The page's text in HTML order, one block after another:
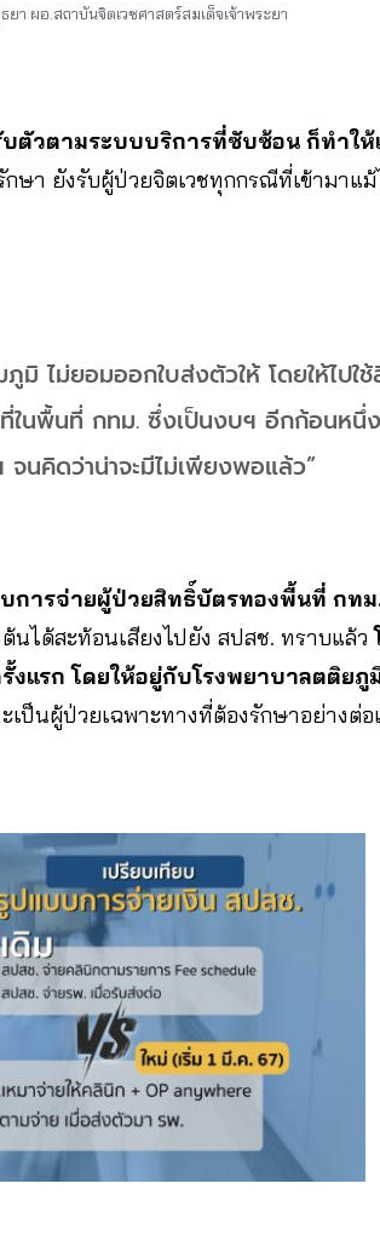
ผอ.สถาบันจิตเวชศาสตร์สมเด็จเจ้าพระยา
วตามระบบบริการที่ซับซ้อน ก็ทำให้
กษา ยังรับผู้ป่วยจิตเวชทุกกรณีที่เข้ามาแ
ไม่ยอมออกใบส่งตัวให้ โดยให้ไปใ
นพื้นที่ กทม. ซึ่งเป็นงบฯ อีกก้อนหนึ่
จนคิดว่าน่าจะมีไม่เพียงพอแล้ว”
การจ่ายผู้ป่วยสิทธิ์บัตรทองพื้นที่ กทม
ต้นได้สะท้อนเสียงไปยัง สปสช. ทราบแล้ว
แรก โดยให้อยู่กับโรงพยาบาลตติยภูมิ
ะเป็นผู้ป่วยเฉพาะทางที่ต้องรักษาอย่างต่อ